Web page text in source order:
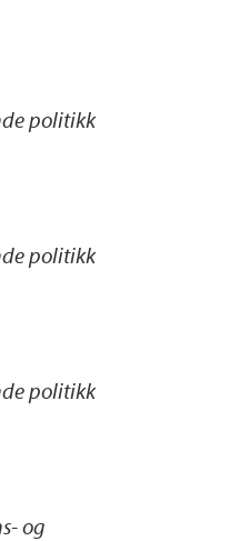
politikk
politikk
politikk
og